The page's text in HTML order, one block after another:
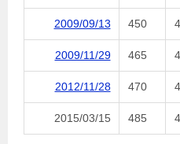
2009/09/13 450
2009/11/29 465
2012/11/28 470
2015/03/15 485